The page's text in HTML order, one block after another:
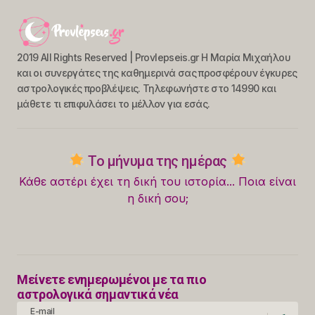
2019 All Rights Reserved | Provlepseis.gr Η Μαρία Μιχαήλου
και οι συνεργάτες της καθημερινά σας προσφέρουν έγκυρες
αστρολογικές προβλέψεις. Τηλεφωνήστε στο 14990 και
μάθετε τι επιφυλάσει το μέλλον για εσάς.
Το μήνυμα της ημέρας
Κάθε αστέρι έχει τη δική του ιστορία... Ποια είναι
η δική σου;
Μείνετε ενημερωμένοι με τα πιο
αστρολογικά σημαντικά νέα
E-mail